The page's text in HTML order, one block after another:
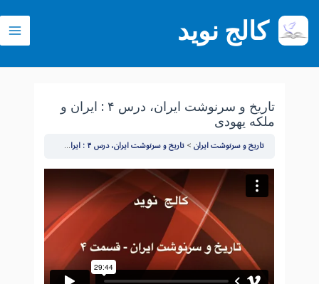
محتوا
کالج نوید
تاریخ و سرنوشت ایران، درس ۴ : ایران و
ملکه یهودی
تاریخ و سرنوشت ایران تاریخ و سرنوشت ایران، درس ۴ : ایران و ملکه یهودی